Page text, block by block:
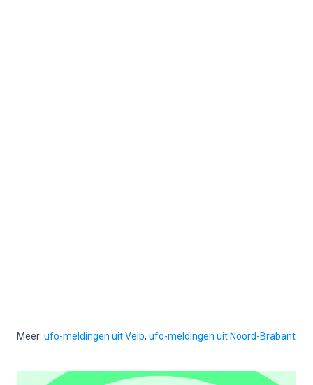
Meer: ufo-meldingen uit Velp, ufo-meldingen uit Noord-Brabant